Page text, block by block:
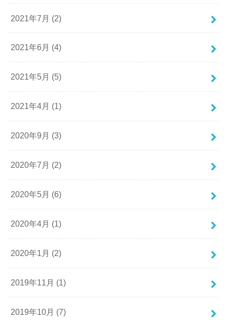
2021年7月 (2)
2021年6月 (4)
2021年5月 (5)
2021年4月 (1)
2020年9月 (3)
2020年7月 (2)
2020年5月 (6)
2020年4月 (1)
2020年1月 (2)
2019年11月 (1)
2019年10月 (7)